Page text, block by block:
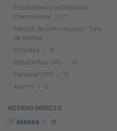
Estudiantes y profesorado
internacional
Medios de comunicación. Sala
de prensa
Empresa
Estudiantes UPC
Personal UPC
Alumni
ACCESO DIRECTO
Atenea